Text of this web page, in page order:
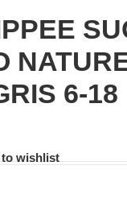
6-18
wishlist